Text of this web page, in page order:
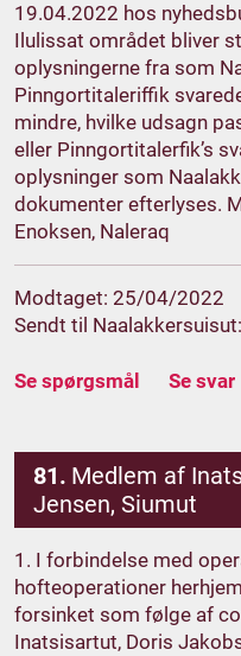
19.04.2022 hos
Ilulissat området bliver
oplysningerne fra som
Pinngortitaleriffik
mindre, hvilke udsagn
eller Pinngortitalerfik’s
oplysninger som
dokumenter efterlyses.
Enoksen, Naleraq
Modtaget: 25/04/2022
Sendt til
Se spørgsmål Se svar
81. Medlem af
Jensen, Siumut
1. I forbindelse med
hofteoperationer
forsinket som følge af
Inatsisartut, Doris